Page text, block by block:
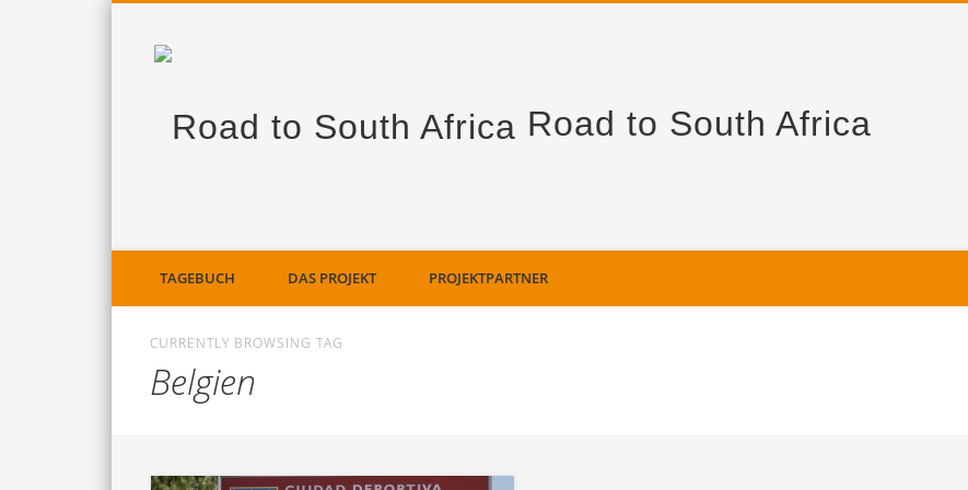
Road to South Africa
TAGEBUCH DAS PROJEKT PROJEKTPARTNER
CURRENTLY BROWSING TAG
Belgien